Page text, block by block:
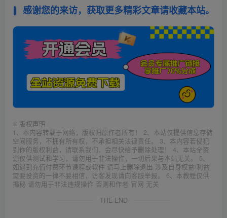
感谢您的来访，获取更多精彩文章请收藏本站。
© 版权声明
1、本内容转载于网络，版权归原作者所有！ 2、本站仅提供信息存储
空间服务，不拥有所有权，不承担相关法律责任。 3、本内容若侵犯
到你的版权利益，请联系我们，会尽快给予删除处理！ 4、本站全资
源仅供测试和学习，请勿用于非法操作，一切后果与本站无关。 5、
如遇到充值付费环节课程或软件 请马上删除退出 涉及自身权益/利益
需要投资的一律不要相信，访客发现请向客服举报。 6、本教程仅供
揭秘 请勿用于非法违规操作 否则和作者 官网 无关
THE END